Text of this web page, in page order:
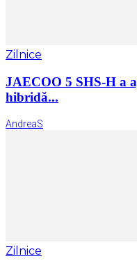
Zilnice
JAECOO 5 SHS-H a
hibridă...
AndreaS
Zilnice